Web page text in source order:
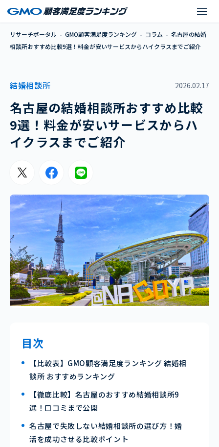
名古屋の結婚相談所
リサーチポータル GMO顧客満足度ランキング コラム
名古屋の結婚
相談所おすすめ比較9選！料金が安いサービスからハイクラスまでご紹介
結婚相談所 2026.02.17
名古屋の結婚相談所おすすめ比較
9選！料金が安いサービスからハ
イクラスまでご紹介
目次
【比較表】GMO顧客満足度ランキング 結婚相
談所 おすすめランキング
【徹底比較】名古屋のおすすめ結婚相談所9
選！口コミまで公開
名古屋で失敗しない結婚相談所の選び方！婚
活を成功させる比較ポイント